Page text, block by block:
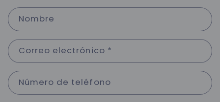
Nombre
Correo electrónico *
Número de teléfono